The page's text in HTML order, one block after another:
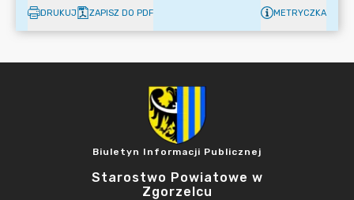
DRUKUJ ZAPISZ DO PDF METRYCZKA
Biuletyn Informacji Publicznej
Starostwo Powiatowe w
Zgorzelcu